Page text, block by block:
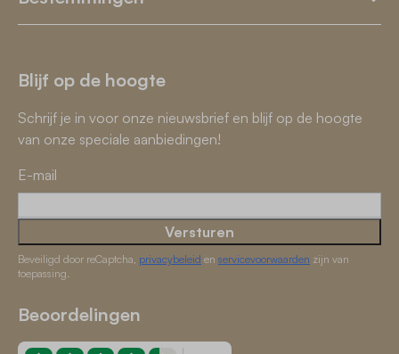
Blijf op de hoogte
Schrijf je in voor onze nieuwsbrief en blijf op de hoogte
van onze speciale aanbiedingen!
E-mail
Versturen
Beveiligd door reCaptcha, privacybeleid en servicevoorwaarden zijn van
toepassing.
Beoordelingen